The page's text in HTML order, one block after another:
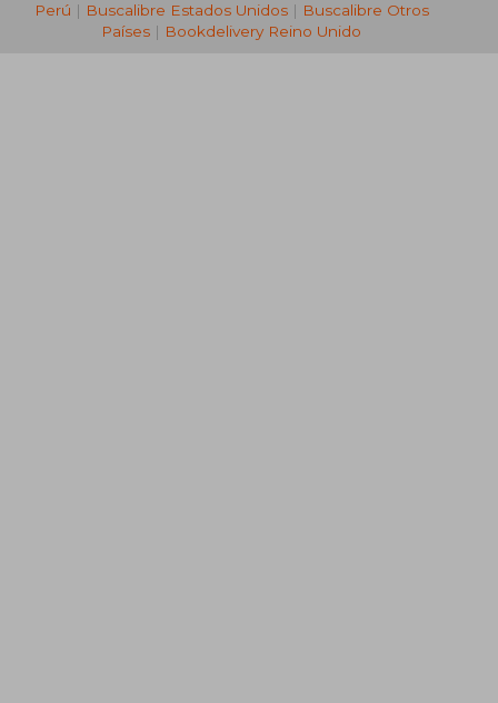
Perú | Buscalibre Estados Unidos| Buscalibre Otros
Países | Bookdelivery Reino Unido